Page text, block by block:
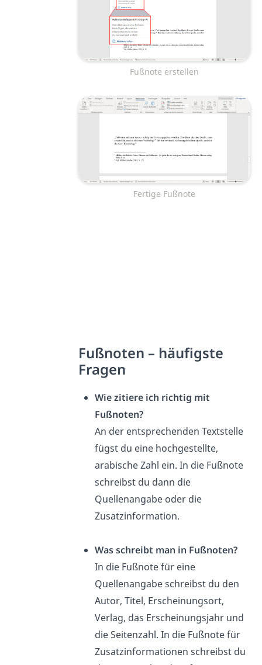
Fußnote erstellen
Fertige Fußnote
Fußnoten – häufigste
Fragen
Wie zitiere ich richtig mit
Fußnoten?
An der entsprechenden Textstelle
fügst du eine hochgestellte,
arabische Zahl ein. In die Fußnote
schreibst du dann die
Quellenangabe oder die
Zusatzinformation.
Was schreibt man in Fußnoten?
In die Fußnote für eine
Quellenangabe schreibst du den
Autor, Titel, Erscheinungsort,
Verlag, das Erscheinungsjahr und
die Seitenzahl. In die Fußnote für
Zusatzinformationen schreibst du